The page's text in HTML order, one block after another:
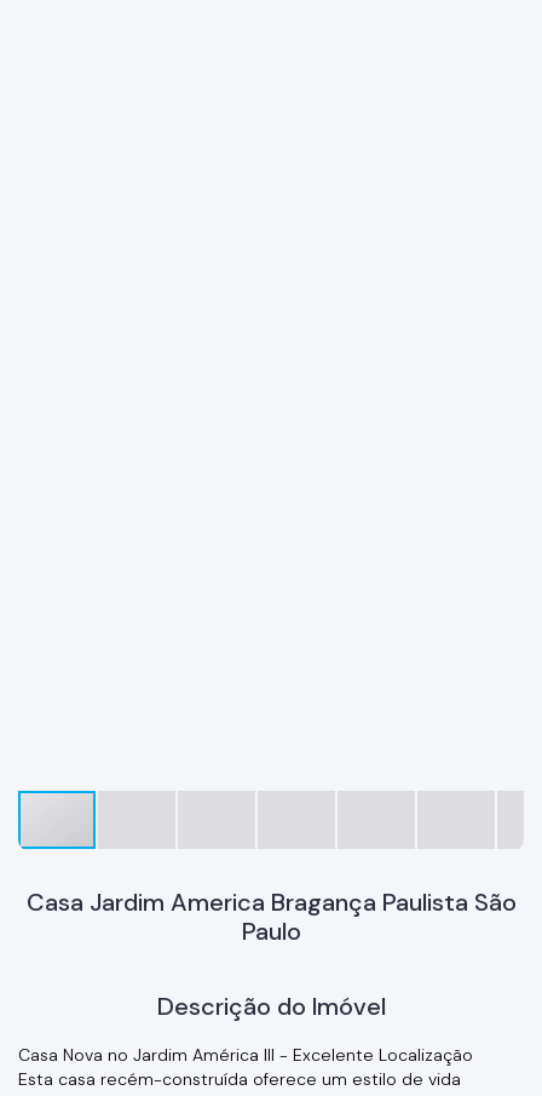
Casa Jardim America Bragança Paulista São
Paulo
Descrição do Imóvel
Casa Nova no Jardim América III - Excelente Localização
Esta casa recém-construída oferece um estilo de vida